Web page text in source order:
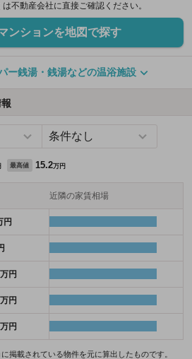
不動産会社に直接ご確認ください。
ンションを地図で探す
ー銭湯・銭湯などの温浴施設
最高値 15.2万円
近隣の家賃相場
円
円
円
円
掲載されている物件を元に算出したものです。